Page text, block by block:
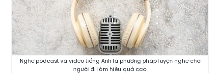
Nghe podcast và video tiếng Anh là phương pháp luyện nghe cho
người đi làm hiệu quả cao